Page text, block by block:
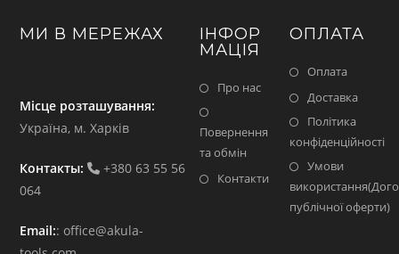
МИ В МЕРЕЖАХ
Місце розташування:
Україна, м. Харків
Контакты:
+380 63 55 56
064
Email::office@akula-
ІНФОР
МАЦІЯ
Про нас
Повернення
та обмін
Контакти
ОПЛАТА
Оплата
Доставка
Політика
конфіденційності
Умови
публічної оферти)